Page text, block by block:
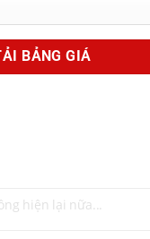
học của
hiện lại nữa...